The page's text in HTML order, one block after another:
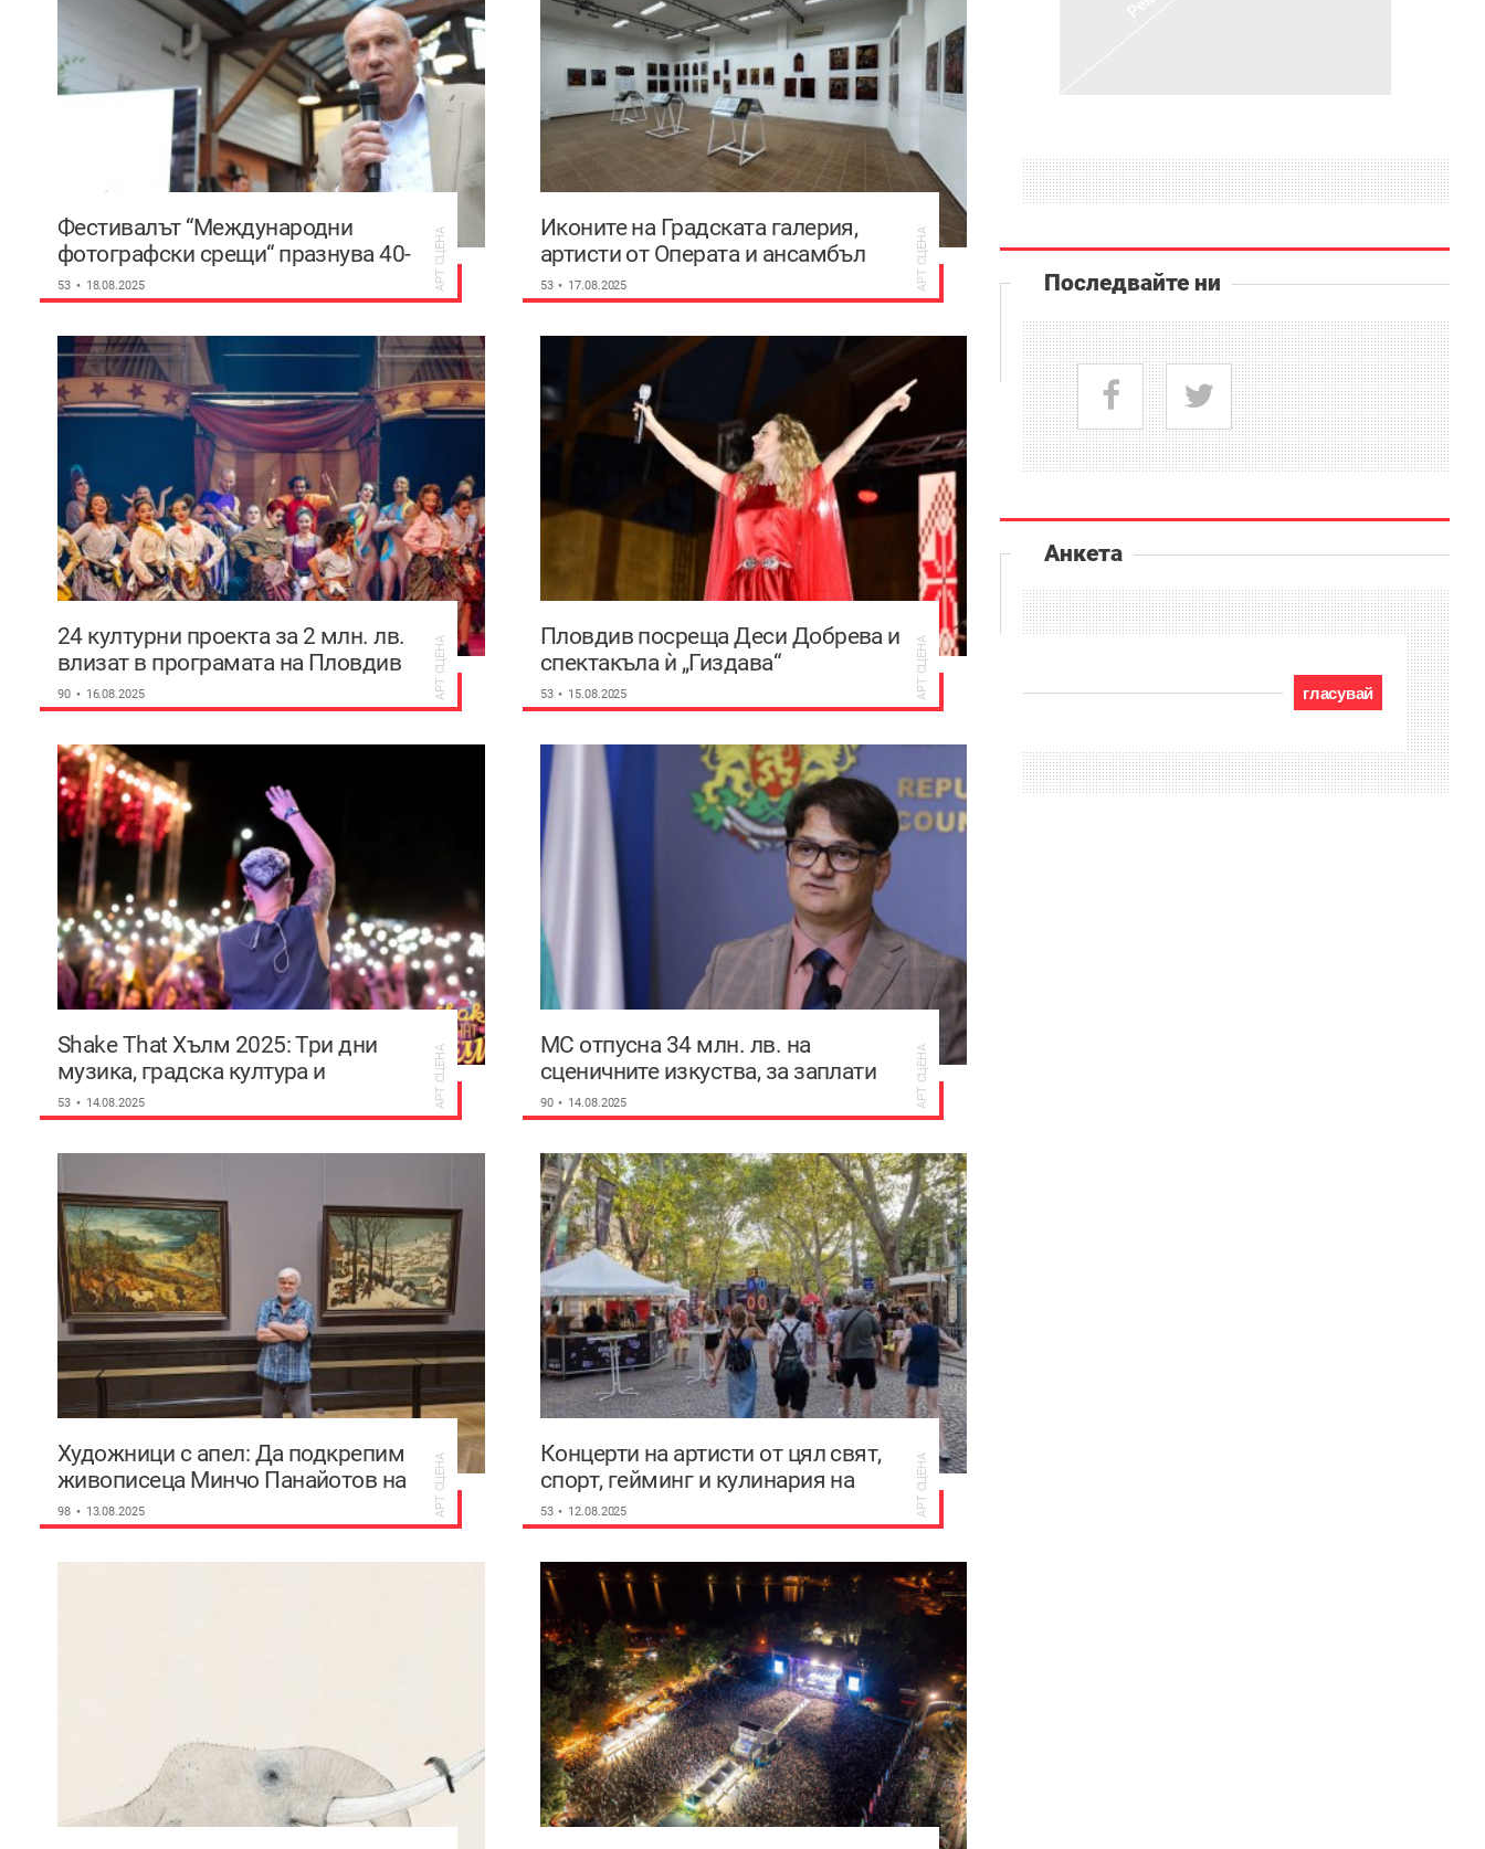
Фестивалът “Международни
фотографски срещи“ празнува 40-
годишнина в Пловдив
53 18.08.2025 АРТ СЦЕНА
Иконите на Градската галерия,
артисти от Операта и ансамбъл
“Тракия“ омагьосват Гърция
53 17.08.2025 АРТ СЦЕНА
24 културни проекта за 2 млн. лв.
влизат в програмата на Пловдив
по Плана за възстановяване
90 16.08.2025 АРТ СЦЕНА
Пловдив посреща Деси Добрева и
спектакъла ѝ „Гиздава“
53 15.08.2025 АРТ СЦЕНА
Shake That Хълм 2025: Три дни
музика, градска култура и
лунапарк на Младежкия хълм
53 14.08.2025 АРТ СЦЕНА
МС отпусна 34 млн. лв. на
сценичните изкуства, за заплати
ще има
90 14.08.2025 АРТ СЦЕНА
Художници с апел: Да подкрепим
живописеца Минчо Панайотов на
изложбите му в Пловдив
98 13.08.2025 АРТ СЦЕНА
Концерти на артисти от цял свят,
спорт, гейминг и кулинария на
Station Street Festival в Пловдив
53 12.08.2025 АРТ СЦЕНА
Последвайте ни
Анкета
гласувай